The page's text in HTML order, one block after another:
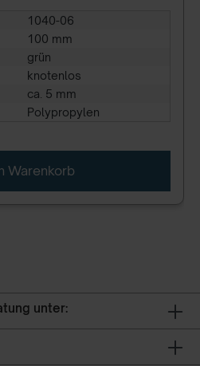
1040-06
100 mm
grün
knotenlos
ca. 5 mm
Polypropylen
Warenkorb
unter: